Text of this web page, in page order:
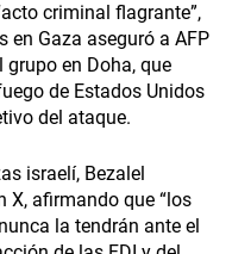
criminal flagrante”,
en Gaza aseguró a AFP
en Doha, que
de Estados Unidos
del ataque.
israelí, Bezalel
X, afirmando que “los
la tendrán ante el